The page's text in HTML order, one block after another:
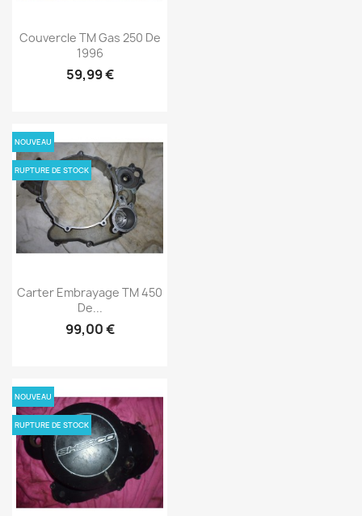
Couvercle TM Gas 250 De
1996
59,99 €
Carter Embrayage TM 450
De...
99,00 €
NOUVEAU
RUPTURE DE STOCK
NOUVEAU
RUPTURE DE STOCK